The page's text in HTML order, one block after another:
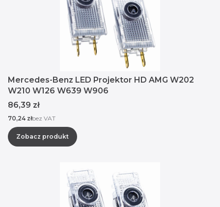
Mercedes-Benz LED Projektor HD AMG W202
W210 W126 W639 W906
Cena
86,39 zł
Cena
70,24 złbez VAT
Zobacz produkt